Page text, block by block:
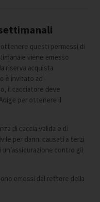
questi permessi di
viene emesso
riserva acquista
è invitato ad
il cacciatore deve
per ottenere il
di caccia valida e di
per danni causati a terzi
contro gli
emessi dal rettore della